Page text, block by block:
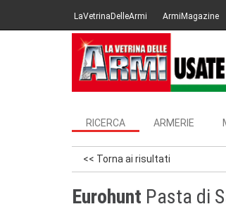
LaVetrinaDelleArmi ArmiMagazine
RICERCA ARMERIE
<< Torna ai risultati
Eurohunt Pasta di